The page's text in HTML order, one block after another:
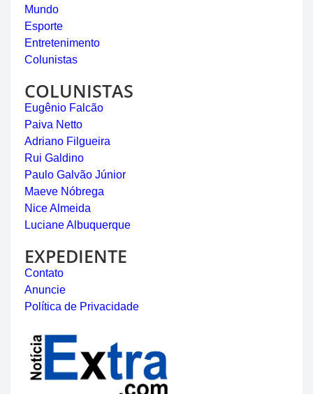
Mundo
Esporte
Entretenimento
Colunistas
COLUNISTAS
Eugênio Falcão
Paiva Netto
Adriano Filgueira
Rui Galdino
Paulo Galvão Júnior
Maeve Nóbrega
Nice Almeida
Luciane Albuquerque
EXPEDIENTE
Contato
Anuncie
Política de Privacidade